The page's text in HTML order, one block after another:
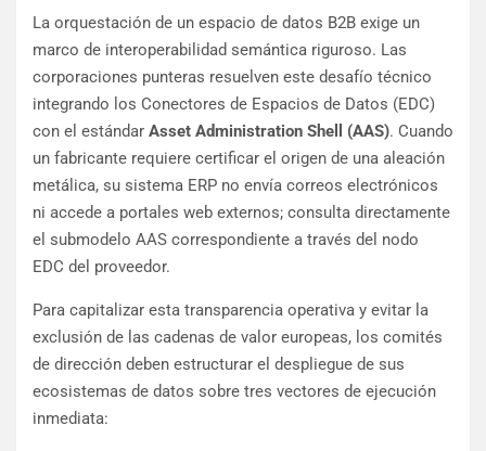
La orquestación de un espacio de datos B2B exige un
marco de interoperabilidad semántica riguroso. Las
corporaciones punteras resuelven este desafío técnico
integrando los Conectores de Espacios de Datos (EDC)
con el estándar Asset Administration Shell (AAS). Cuando
un fabricante requiere certificar el origen de una aleación
metálica, su sistema ERP no envía correos electrónicos
ni accede a portales web externos; consulta directamente
el submodelo AAS correspondiente a través del nodo
EDC del proveedor.
Para capitalizar esta transparencia operativa y evitar la
exclusión de las cadenas de valor europeas, los comités
de dirección deben estructurar el despliegue de sus
ecosistemas de datos sobre tres vectores de ejecución
inmediata: